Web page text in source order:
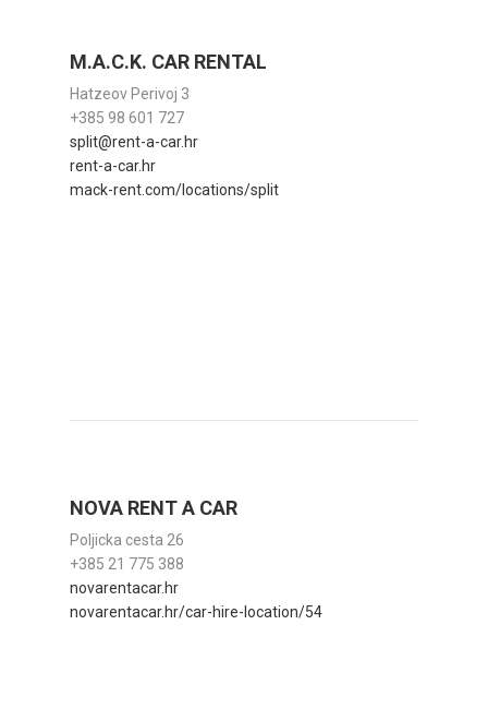
M.A.C.K. CAR RENTAL
Hatzeov Perivoj 3
+385 98 601 727
split@rent-a-car.hr
rent-a-car.hr
mack-rent.com/locations/split
NOVA RENT A CAR
Poljicka cesta 26
+385 21 775 388
novarentacar.hr
novarentacar.hr/car-hire-location/54